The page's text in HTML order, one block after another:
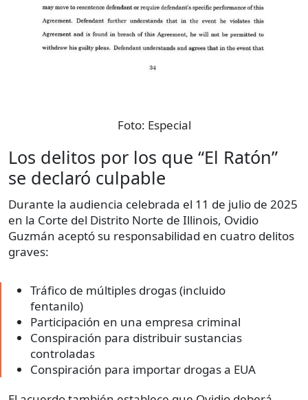
Foto: Especial
Los delitos por los que “El Ratón”
se declaró culpable
Durante la audiencia celebrada el 11 de julio de 2025
en la Corte del Distrito Norte de Illinois, Ovidio
Guzmán aceptó su responsabilidad en cuatro delitos
graves:
Tráfico de múltiples drogas (incluido
fentanilo)
Participación en una empresa criminal
Conspiración para distribuir sustancias
controladas
Conspiración para importar drogas a EUA